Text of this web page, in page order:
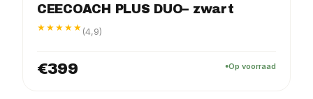
CEECOACH PLUS DUO– zwart
★★★★★ (4,9)
€399 Op voorraad